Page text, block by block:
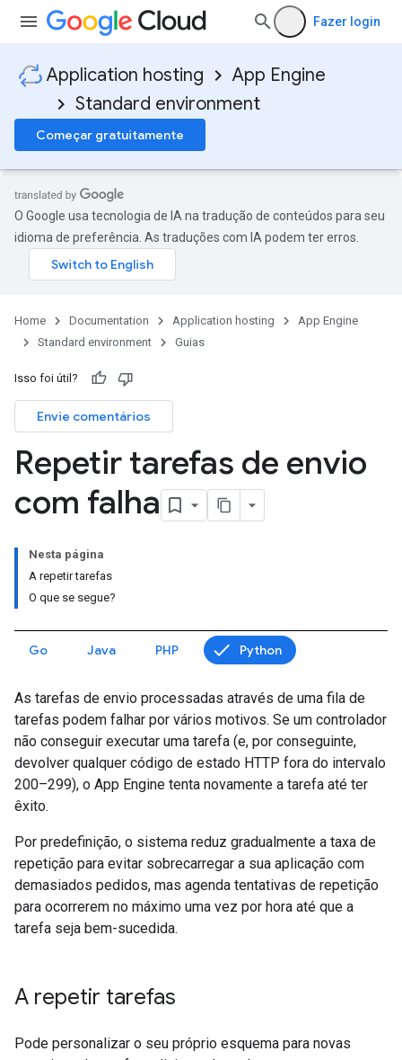
Fazer login
Application hosting
App Engine
Standard environment
Começar gratuitamente
O Google usa tecnologia de IA na tradução de conteúdos para seu
idioma de preferência. As traduções com IA podem ter erros.
Home Documentation Application hosting
App Engine
Standard environment
Guias
Isso foi útil?
Envie comentários
Repetir tarefas de envio
com falha
Nesta página
A repetir tarefas
O que se segue?
Go Java PHP Python
As tarefas de envio processadas através de uma fila de
tarefas podem falhar por vários motivos. Se um controlador
não conseguir executar uma tarefa (e, por conseguinte,
devolver qualquer código de estado HTTP fora do intervalo
200–299), o App Engine tenta novamente a tarefa até ter
êxito.
Por predefinição, o sistema reduz gradualmente a taxa de
repetição para evitar sobrecarregar a sua aplicação com
demasiados pedidos, mas agenda tentativas de repetição
para ocorrerem no máximo uma vez por hora até que a
tarefa seja bem-sucedida.
A repetir tarefas
Pode personalizar o seu próprio esquema para novas